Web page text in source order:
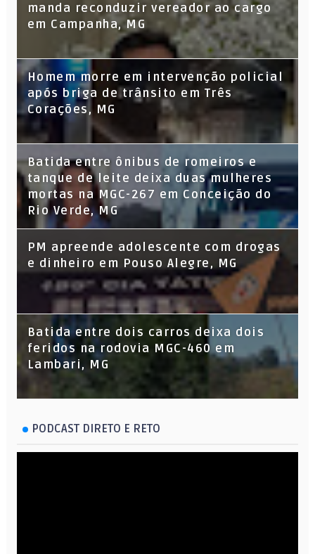
manda reconduzir vereador ao cargo
em Campanha, MG
Homem morre em intervenção policial
após briga de trânsito em Três
Corações, MG
Batida entre ônibus de romeiros e
tanque de leite deixa duas mulheres
mortas na MGC-267 em Conceição do
Rio Verde, MG
PM apreende adolescente com drogas
e dinheiro em Pouso Alegre, MG
Batida entre dois carros deixa dois
feridos na rodovia MGC-460 em
Lambari, MG
PODCAST DIRETO E RETO